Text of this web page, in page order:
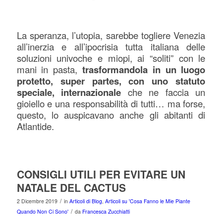
La speranza, l’utopia, sarebbe togliere Venezia
all’inerzia e all’ipocrisia tutta italiana delle
soluzioni univoche e miopi, ai “soliti” con le
mani in pasta, trasformandola in un luogo
protetto, super partes, con uno statuto
speciale, internazionale che ne faccia un
gioiello e una responsabilità di tutti… ma forse,
questo, lo auspicavano anche gli abitanti di
Atlantide.
CONSIGLI UTILI PER EVITARE UN
NATALE DEL CACTUS
2 Dicembre 2019 / in Articoli di Blog, Articoli su 'Cosa Fanno le Mie Piante
Quando Non Ci Sono' / da Francesca Zucchiatti